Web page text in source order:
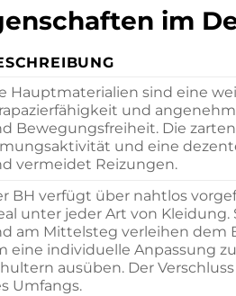
im
Hauptmaterialien sind eine
und
Bewegungsfreiheit. Die
und eine
vermeidet Reizungen.
BH verfügt über nahtlos
unter jeder Art von
am Mittelsteg verleihen dem
eine individuelle Anpassung
ausüben. Der
Umfangs.